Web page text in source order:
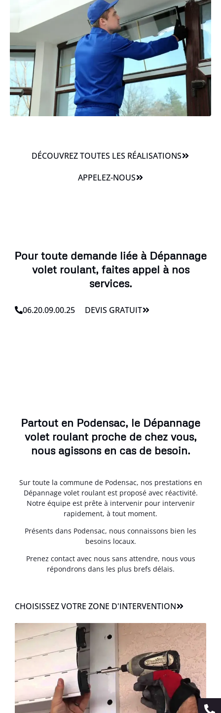
DÉCOUVREZ TOUTES LES RÉALISATIONS
APPELEZ-NOUS
Pour toute demande liée à Dépannage
volet roulant, faites appel à nos
services.
06.20.09.00.25 DEVIS GRATUIT
Partout en Podensac, le Dépannage
volet roulant proche de chez vous,
nous agissons en cas de besoin.
Sur toute la commune de Podensac, nos prestations en
Dépannage volet roulant est proposé avec réactivité.
Notre équipe est prête à intervenir pour intervenir
rapidement, à tout moment.
Présents dans Podensac, nous connaissons bien les
besoins locaux.
Prenez contact avec nous sans attendre, nous vous
répondrons dans les plus brefs délais.
CHOISISSEZ VOTRE ZONE D'INTERVENTION